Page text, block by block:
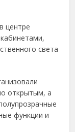
центре
света
открытым, а
функции и